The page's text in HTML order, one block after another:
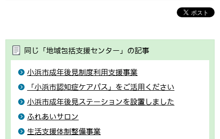
同じ「地域包括支援センター」の記事
小浜市成年後見制度利用支援事業
「小浜市認知症ケアパス」をご活用ください
小浜市成年後見ステーションを設置しました
ふれあいサロン
生活支援体制整備事業